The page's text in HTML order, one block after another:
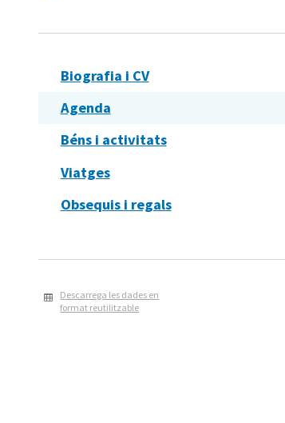
Biografia i CV
Agenda
Béns i activitats
Viatges
Obsequis i regals
Descarrega les dades en
format reutilitzable